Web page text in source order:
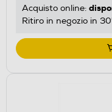
Acquisto online:
Ritiro in negozio in